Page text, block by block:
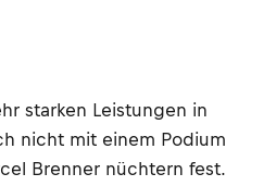
starken Leistungen in
nicht mit einem Podium
Brenner nüchtern fest.